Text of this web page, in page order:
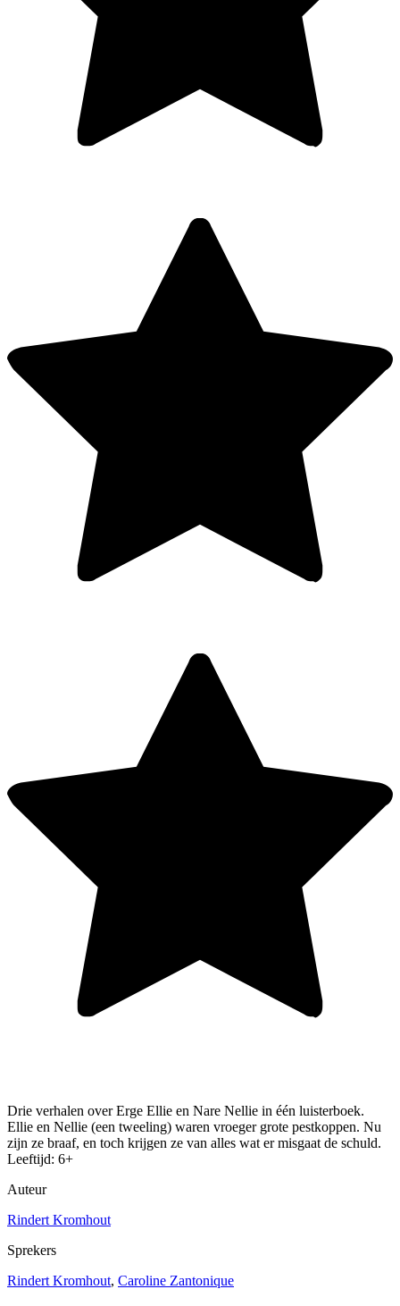
Drie verhalen over Erge Ellie en Nare Nellie in één luisterboek.
Ellie en Nellie (een tweeling) waren vroeger grote pestkoppen. Nu
zijn ze braaf, en toch krijgen ze van alles wat er misgaat de schuld.
Leeftijd: 6+
Auteur
Rindert Kromhout
Sprekers
Rindert Kromhout, Caroline Zantonique